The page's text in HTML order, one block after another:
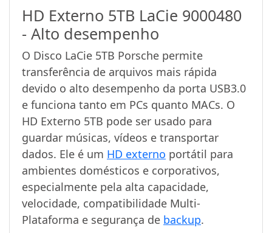
HD Externo 5TB LaCie 9000480
- Alto desempenho
O Disco LaCie 5TB Porsche permite
transferência de arquivos mais rápida
devido o alto desempenho da porta USB3.0
e funciona tanto em PCs quanto MACs. O
HD Externo 5TB pode ser usado para
guardar músicas, vídeos e transportar
dados. Ele é um HD externo portátil para
ambientes domésticos e corporativos,
especialmente pela alta capacidade,
velocidade, compatibilidade Multi-
Plataforma e segurança de backup.